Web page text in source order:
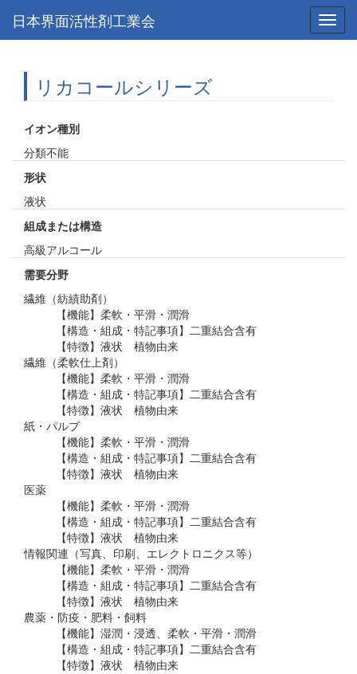
日本界面活性剤工業会
リカコールシリーズ
イオン種別
分類不能
形状
液状
組成または構造
高級アルコール
需要分野
繊維（紡績助剤）
【機能】柔軟・平滑・潤滑
【構造・組成・特記事項】二重結合含有
【特徴】液状 植物由来
繊維（柔軟仕上剤）
【機能】柔軟・平滑・潤滑
【構造・組成・特記事項】二重結合含有
【特徴】液状 植物由来
紙・パルプ
【機能】柔軟・平滑・潤滑
【構造・組成・特記事項】二重結合含有
【特徴】液状 植物由来
医薬
【機能】柔軟・平滑・潤滑
【構造・組成・特記事項】二重結合含有
【特徴】液状 植物由来
情報関連（写真、印刷、エレクトロニクス等）
【機能】柔軟・平滑・潤滑
【構造・組成・特記事項】二重結合含有
【特徴】液状 植物由来
農薬・防疫・肥料・飼料
【機能】湿潤・浸透、柔軟・平滑・潤滑
【構造・組成・特記事項】二重結合含有
【特徴】液状 植物由来